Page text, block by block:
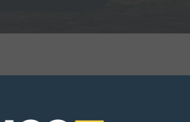
2015 óta